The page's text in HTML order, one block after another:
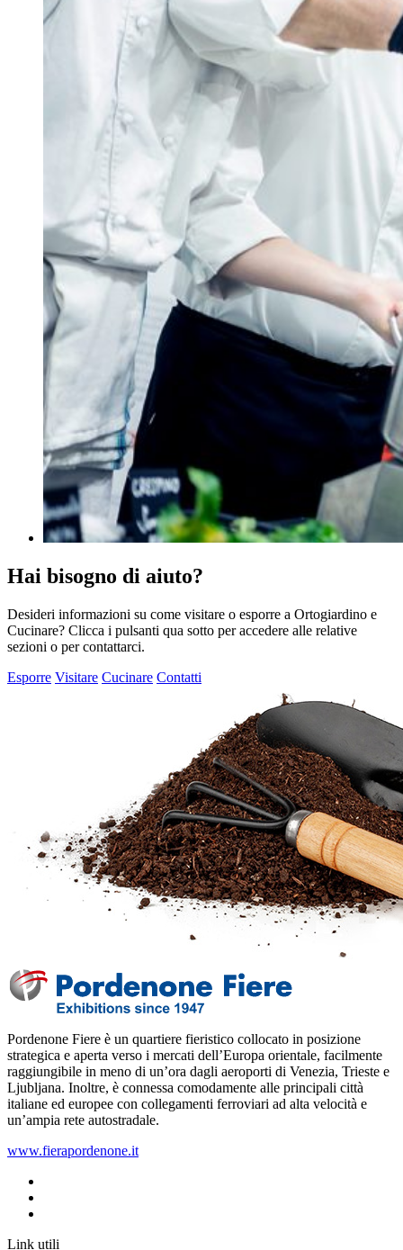
Hai bisogno di aiuto?
Desideri informazioni su come visitare o esporre a Ortogiardino e
Cucinare? Clicca i pulsanti qua sotto per accedere alle relative
sezioni o per contattarci.
Esporre Visitare Cucinare Contatti
Pordenone Fiere è un quartiere fieristico collocato in posizione
strategica e aperta verso i mercati dell’Europa orientale, facilmente
raggiungibile in meno di un’ora dagli aeroporti di Venezia, Trieste e
Ljubljana‎. Inoltre, è connessa comodamente alle principali città
italiane ed europee con collegamenti ferroviari ad alta velocità e
un’ampia rete autostradale.
www.fierapordenone.it
Link utili